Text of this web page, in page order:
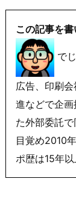
この記事を
で
広告、印刷
進などで企
た外部委託
目覚め2010
ポ歴は15年以